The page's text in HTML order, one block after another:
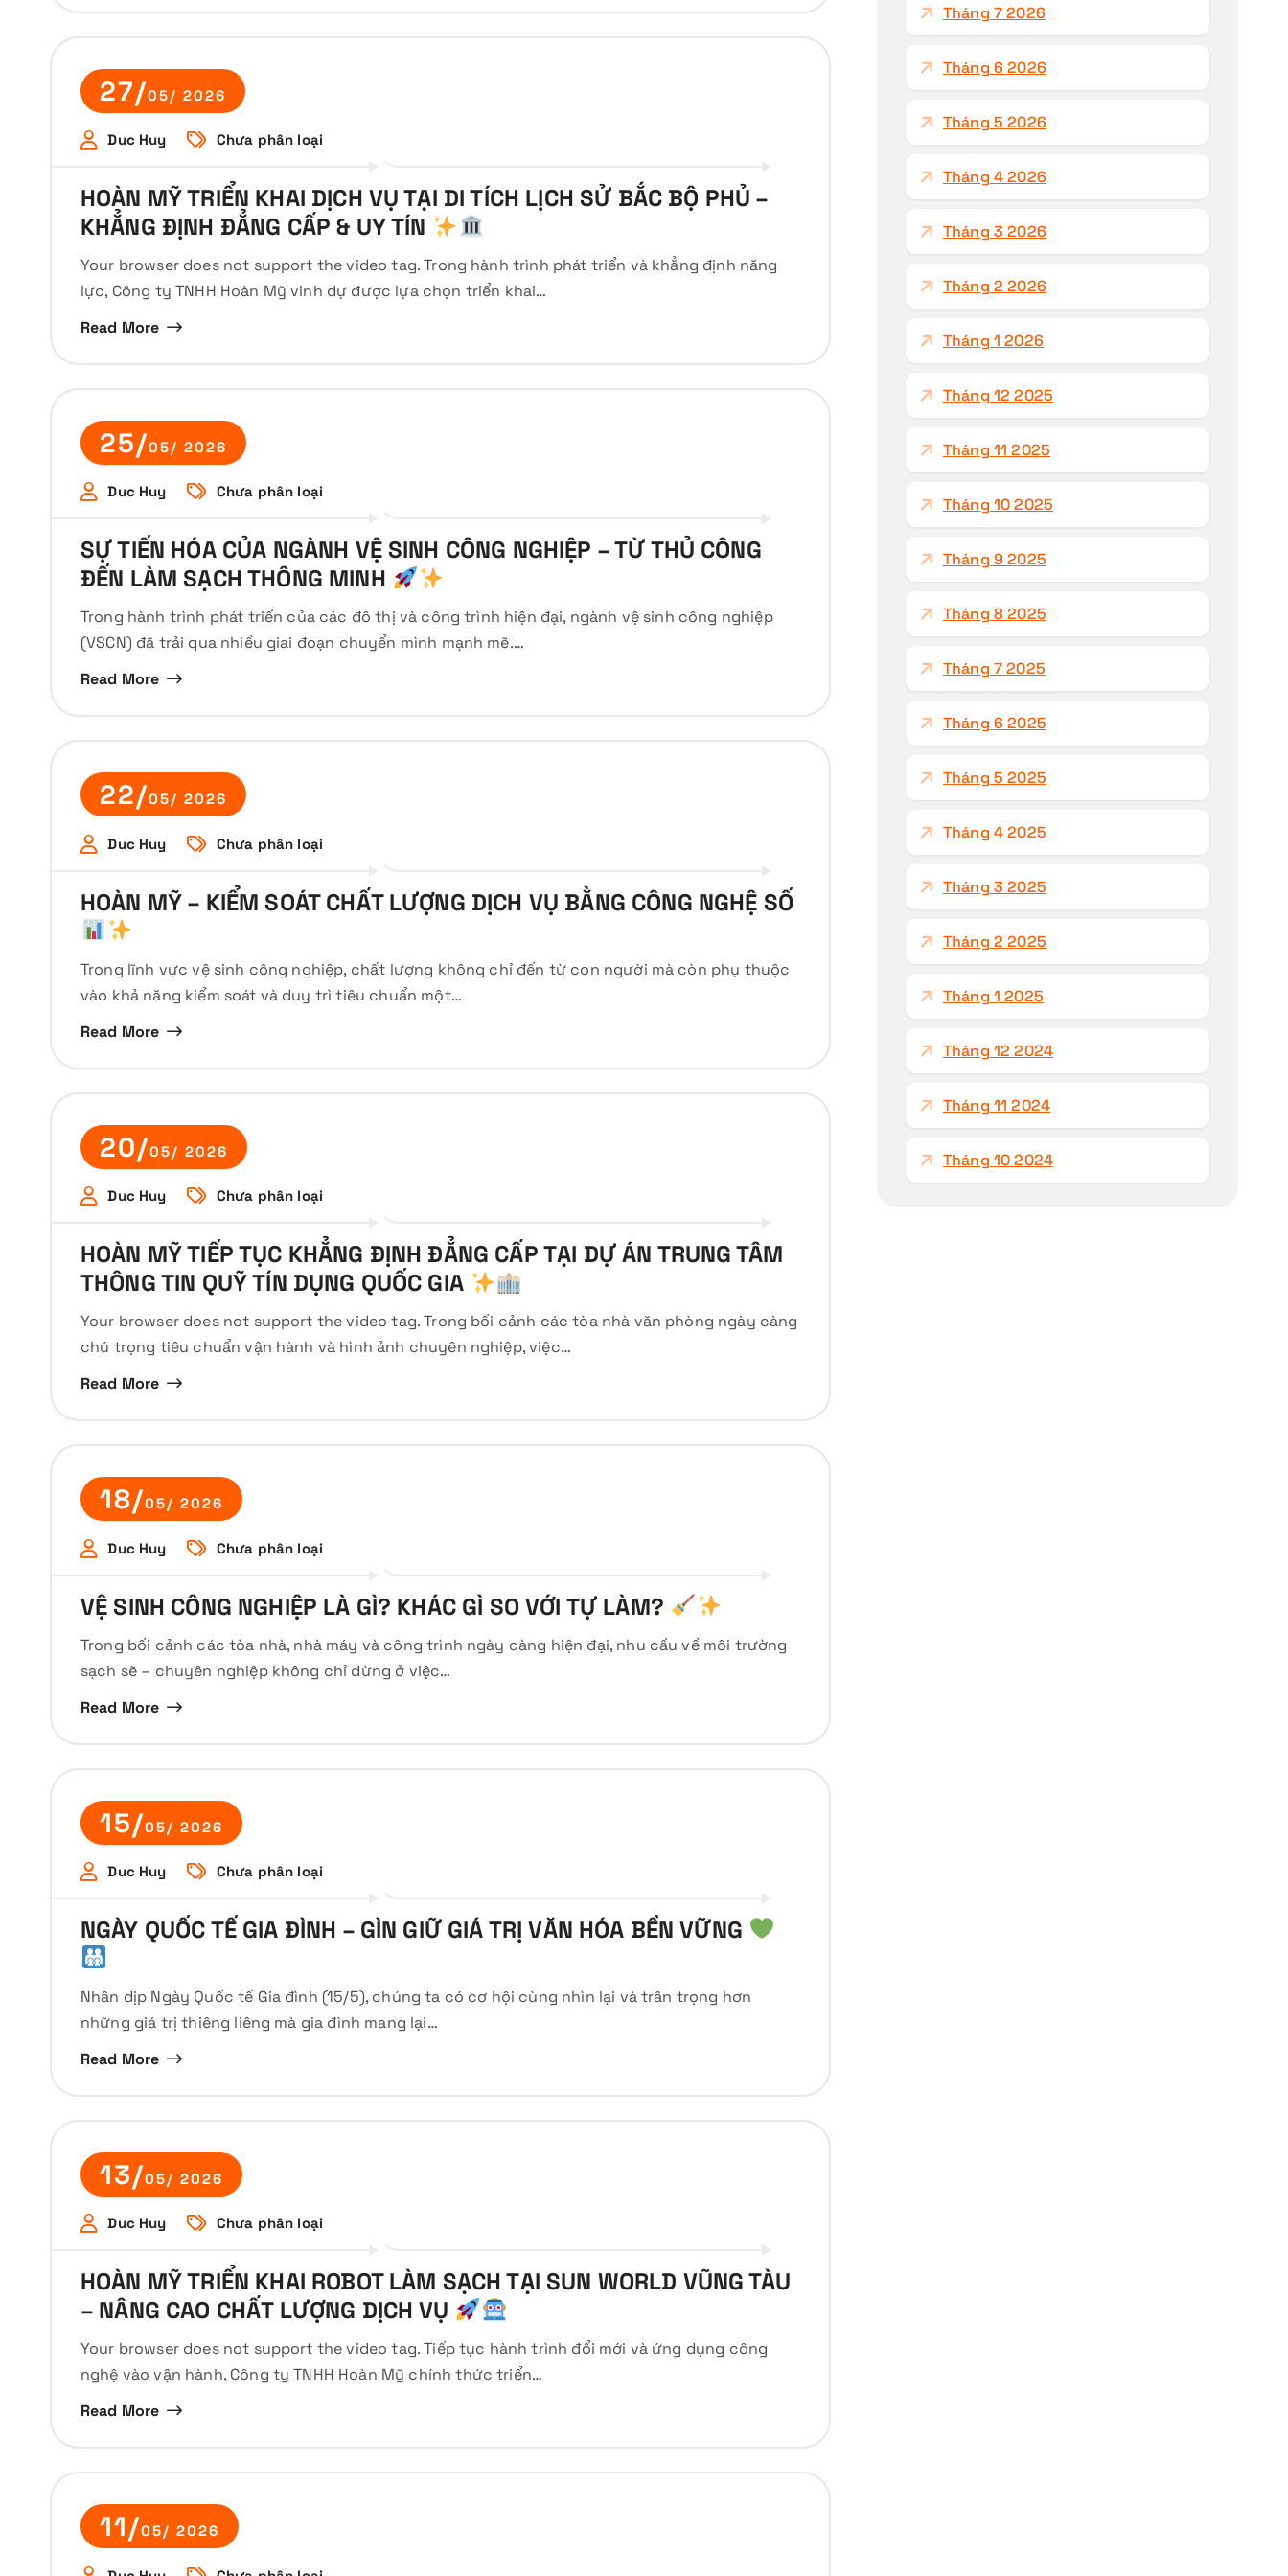
27/05/ 2026
Duc Huy Chưa phân loại
HOÀN MỸ TRIỂN KHAI DỊCH VỤ TẠI DI TÍCH LỊCH SỬ BẮC BỘ PHỦ –
KHẲNG ĐỊNH ĐẲNG CẤP & UY TÍN
Your browser does not support the video tag. Trong hành trình phát triển và khẳng định năng
lực, Công ty TNHH Hoàn Mỹ vinh dự được lựa chọn triển khai…
Read More
25/05/ 2026
Duc Huy Chưa phân loại
SỰ TIẾN HÓA CỦA NGÀNH VỆ SINH CÔNG NGHIỆP – TỪ THỦ CÔNG
ĐẾN LÀM SẠCH THÔNG MINH
Trong hành trình phát triển của các đô thị và công trình hiện đại, ngành vệ sinh công nghiệp
(VSCN) đã trải qua nhiều giai đoạn chuyển mình mạnh mẽ.…
Read More
22/05/ 2026
Duc Huy Chưa phân loại
HOÀN MỸ – KIỂM SOÁT CHẤT LƯỢNG DỊCH VỤ BẰNG CÔNG NGHỆ SỐ
Trong lĩnh vực vệ sinh công nghiệp, chất lượng không chỉ đến từ con người mà còn phụ thuộc
vào khả năng kiểm soát và duy trì tiêu chuẩn một…
Read More
20/05/ 2026
Duc Huy Chưa phân loại
HOÀN MỸ TIẾP TỤC KHẲNG ĐỊNH ĐẲNG CẤP TẠI DỰ ÁN TRUNG TÂM
THÔNG TIN QUỸ TÍN DỤNG QUỐC GIA
Your browser does not support the video tag. Trong bối cảnh các tòa nhà văn phòng ngày càng
chú trọng tiêu chuẩn vận hành và hình ảnh chuyên nghiệp, việc…
Read More
18/05/ 2026
Duc Huy Chưa phân loại
VỆ SINH CÔNG NGHIỆP LÀ GÌ? KHÁC GÌ SO VỚI TỰ LÀM?
Trong bối cảnh các tòa nhà, nhà máy và công trình ngày càng hiện đại, nhu cầu về môi trường
sạch sẽ – chuyên nghiệp không chỉ dừng ở việc…
Read More
15/05/ 2026
Duc Huy Chưa phân loại
NGÀY QUỐC TẾ GIA ĐÌNH – GÌN GIỮ GIÁ TRỊ VĂN HÓA BỀN VỮNG
Nhân dịp Ngày Quốc tế Gia đình (15/5), chúng ta có cơ hội cùng nhìn lại và trân trọng hơn
những giá trị thiêng liêng mà gia đình mang lại…
Read More
13/05/ 2026
Duc Huy Chưa phân loại
HOÀN MỸ TRIỂN KHAI ROBOT LÀM SẠCH TẠI SUN WORLD VŨNG TÀU
– NÂNG CAO CHẤT LƯỢNG DỊCH VỤ
Your browser does not support the video tag. Tiếp tục hành trình đổi mới và ứng dụng công
nghệ vào vận hành, Công ty TNHH Hoàn Mỹ chính thức triển…
Read More
11/05/ 2026
Tháng 7 2026
Tháng 6 2026
Tháng 5 2026
Tháng 4 2026
Tháng 3 2026
Tháng 2 2026
Tháng 1 2026
Tháng 12 2025
Tháng 11 2025
Tháng 10 2025
Tháng 9 2025
Tháng 8 2025
Tháng 7 2025
Tháng 6 2025
Tháng 5 2025
Tháng 4 2025
Tháng 3 2025
Tháng 2 2025
Tháng 1 2025
Tháng 12 2024
Tháng 11 2024
Tháng 10 2024